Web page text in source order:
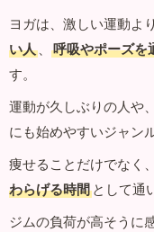
ヨガは、激しい運動よ
い人 、 呼吸やポーズを
す。
運動が久しぶりの人や、
にも始めやすいジャン
痩せることだけでなく、
わらげる時間 として通
ジムの負荷が高そうに